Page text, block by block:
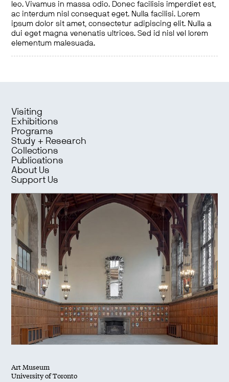
leo. Vivamus in massa odio. Donec facilisis imperdiet est,
ac interdum nisl consequat eget. Nulla facilisi. Lorem
ipsum dolor sit amet, consectetur adipiscing elit. Nulla a
dui eget magna venenatis ultrices. Sed id nisl vel lorem
elementum malesuada.
Visiting
Exhibitions
Programs
Study + Research
Collections
Publications
About Us
Support Us
Art Museum
University of Toronto